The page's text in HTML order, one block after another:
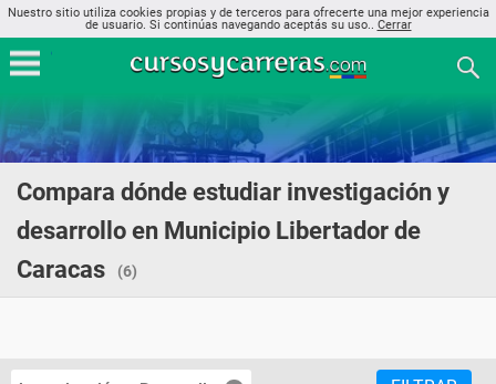
Nuestro sitio utiliza cookies propias y de terceros para ofrecerte una mejor experiencia
de usuario. Si continúas navegando aceptás su uso.. Cerrar
Compara dónde estudiar investigación y
desarrollo en Municipio Libertador de
Caracas
(6)